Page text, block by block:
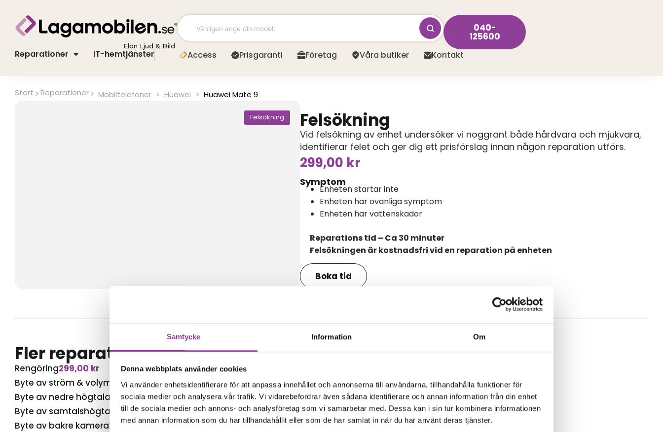
Samtycke Information Om
Denna webbplats använder cookies
Vi använder enhetsidentifierare för att anpassa innehållet och annonserna till användarna, tillhandahålla funktioner för
sociala medier och analysera vår trafik. Vi vidarebefordrar även sådana identifierare och annan information från din enhet
till de sociala medier och annons- och analysföretag som vi samarbetar med. Dessa kan i sin tur kombinera informationen
med annan information som du har tillhandahållit eller som de har samlat in när du har använt deras tjänster.
innehåll
Elon Ljud & Bild
040-
125600
Reparationer IT-hemtjänster Access Prisgaranti Företag Våra butiker Kontakt
Start Reparationer Mobiltelefoner > Huawei > Huawei Mate 9
Felsökning Felsökning
Vid felsökning av enhet undersöker vi noggrant både hårdvara och mjukvara,
identifierar felet och ger dig ett prisförslag innan någon reparation utförs.
299,00 kr
Symptom
Enheten startar inte
Enheten har ovanliga symptom
Enheten har vattenskador
Reparations tid – Ca 30 minuter
Felsökningen är kostnadsfri vid en reparation på enheten
Boka tid
Fler reparationer för samma modell
Rengöring299,00 kr
Byte av ström & volym
499,00kr
Byte av nedre högtalare
699,00kr
Byte av samtalshögtalare599,00kr
Byte av bakre kamera1 599,00kr